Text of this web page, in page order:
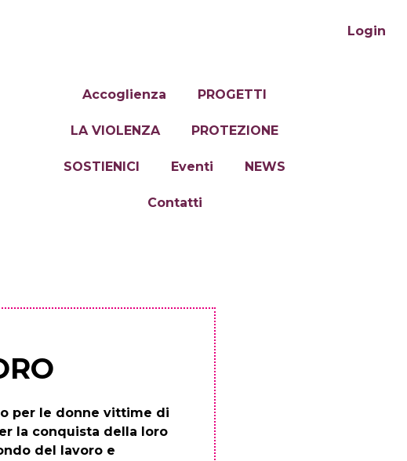
Login
Accoglienza PROGETTI
LA VIOLENZA PROTEZIONE
SOSTIENICI Eventi NEWS
Contatti
per le donne vittime di
la conquista della loro
del lavoro e